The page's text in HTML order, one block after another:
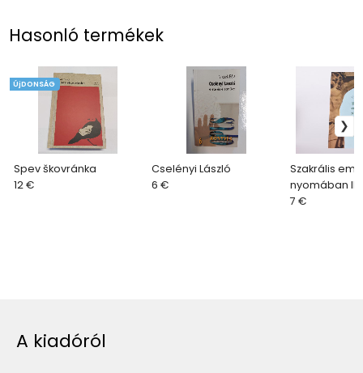
Hasonló termékek
Spev škovránka
ÚjDONSÁG
12 €
Cselényi László
6 €
Szakrális
nyomában II.
7 €
A kiadóról